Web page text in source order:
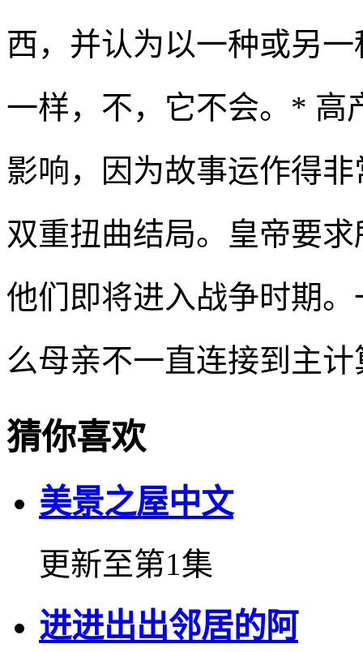
西，并认为以一种或另
一样，不，它不会。* 高
影响，因为故事运作得
双重扭曲结局。皇帝要
他们即将进入战争时期
么母亲不一直连接到主计
猜你喜欢
美景之屋中文
更新至第1集
进进出出邻居的阿